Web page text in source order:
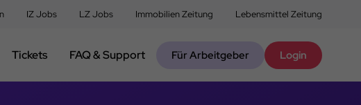
IZ Jobs LZ Jobs Immobilien Zeitung Lebensmittel Zeitung
Tickets FAQ & Support Für Arbeitgeber Login